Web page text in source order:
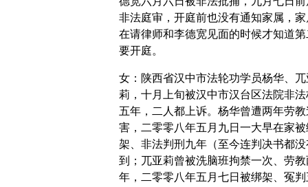
非法庭审，开庭前也没有通知家属，家
在请律师和李德宽见面的时候才知道第
要开庭。
女：陕西省汉中市法轮功学员杨华、兀
莉，十月上旬被汉中市汉台区法院非法
五年，二人都上诉。杨华曾遭两年劳教
害，二零零八年五月九日一大早在家被
架、非法判刑九年（至今连判决书都没
到；兀亚莉曾被洗脑班拘禁一次、劳教
年，二零零八年五月七日被绑架、冤判